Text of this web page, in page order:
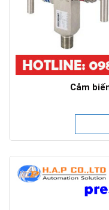
Cảm